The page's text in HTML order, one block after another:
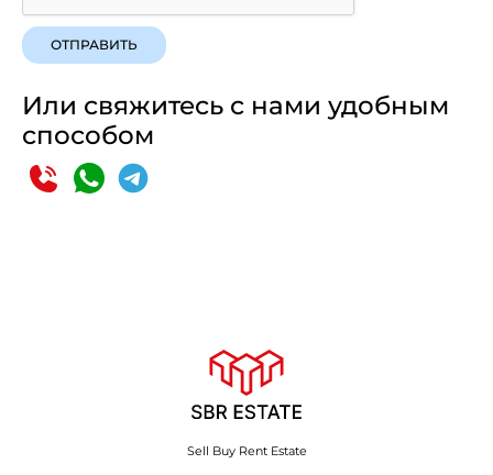
ОТПРАВИТЬ
Или свяжитесь с нами удобным
способом
Sell Buy Rent Estate